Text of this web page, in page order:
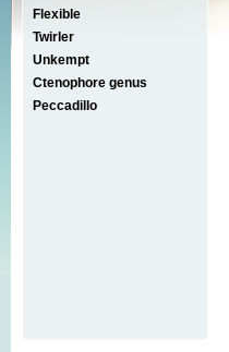
Flexible
Twirler
Unkempt
Ctenophore genus
Peccadillo